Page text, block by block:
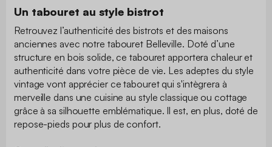
Un tabouret au style bistrot
Retrouvez l’authenticité des bistrots et des maisons
anciennes avec notre tabouret Belleville. Doté d’une
structure en bois solide, ce tabouret apportera chaleur et
authenticité dans votre pièce de vie. Les adeptes du style
vintage vont apprécier ce tabouret qui s'intègrera à
merveille dans une cuisine au style classique ou cottage
grâce à sa silhouette emblématique. Il est, en plus, doté de
repose-pieds pour plus de confort.